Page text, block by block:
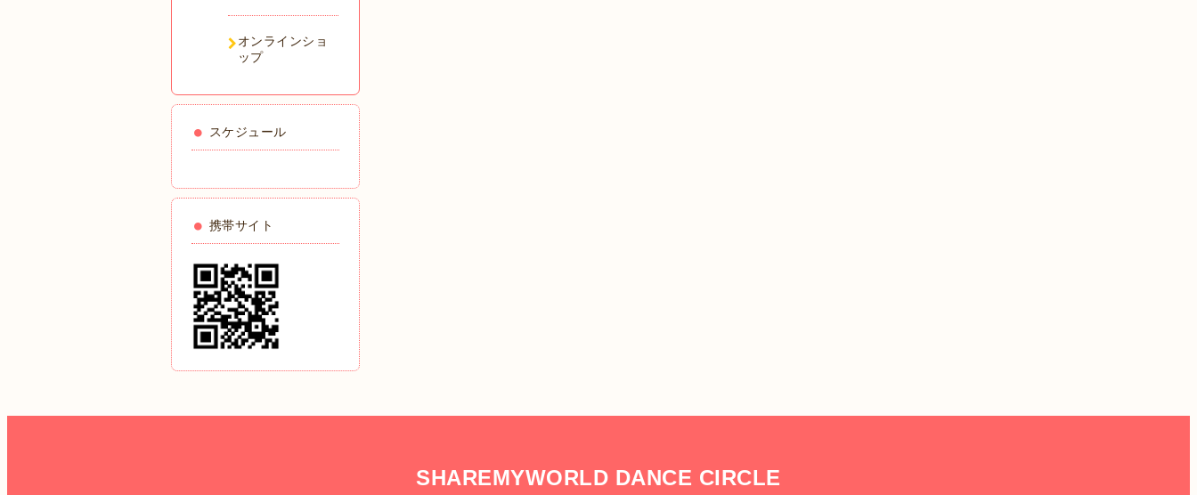
オンラインショ
ップ
スケジュール
携帯サイト
SHAREMYWORLD DANCE CIRCLE